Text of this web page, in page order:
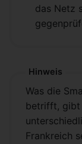
das Netz
Hinweis
Was die
betrifft, gibt
Frankreich